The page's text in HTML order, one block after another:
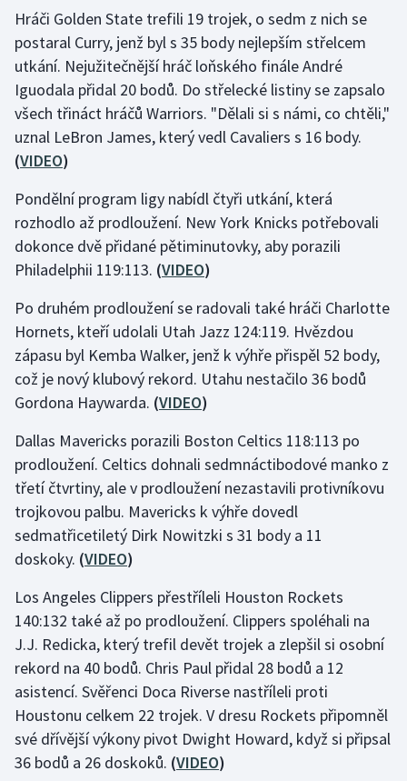
Házená
Jezdectví
Judo
Krasobruslení
Lezení
Lyže a snowboard
Motorsport
Olympijské hry
Plavání
Plážový volejbal
Ragby
Rychlobruslení
Rychlostní kanoistika
Short track
Sportovní střelba
Stolní tenis
Hráči Golden State trefili 19 trojek, o sedm z nich se
postaral Curry, jenž byl s 35 body nejlepším střelcem
utkání. Nejužitečnější hráč loňského finále André
Iguodala přidal 20 bodů. Do střelecké listiny se zapsalo
všech třináct hráčů Warriors. "Dělali si s námi, co chtěli,"
uznal LeBron James, který vedl Cavaliers s 16 body.
(VIDEO)
Pondělní program ligy nabídl čtyři utkání, která
rozhodlo až prodloužení. New York Knicks potřebovali
dokonce dvě přidané pětiminutovky, aby porazili
Philadelphii 119:113. (VIDEO)
Po druhém prodloužení se radovali také hráči Charlotte
Hornets, kteří udolali Utah Jazz 124:119. Hvězdou
zápasu byl Kemba Walker, jenž k výhře přispěl 52 body,
což je nový klubový rekord. Utahu nestačilo 36 bodů
Gordona Haywarda. (VIDEO)
Dallas Mavericks porazili Boston Celtics 118:113 po
prodloužení. Celtics dohnali sedmnáctibodové manko z
třetí čtvrtiny, ale v prodloužení nezastavili protivníkovu
trojkovou palbu. Mavericks k výhře dovedl
sedmatřicetiletý Dirk Nowitzki s 31 body a 11
doskoky. (VIDEO)
Los Angeles Clippers přestříleli Houston Rockets
140:132 také až po prodloužení. Clippers spoléhali na
J.J. Redicka, který trefil devět trojek a zlepšil si osobní
rekord na 40 bodů. Chris Paul přidal 28 bodů a 12
asistencí. Svěřenci Doca Riverse nastříleli proti
Houstonu celkem 22 trojek. V dresu Rockets připomněl
své dřívější výkony pivot Dwight Howard, když si připsal
36 bodů a 26 doskoků. (VIDEO)